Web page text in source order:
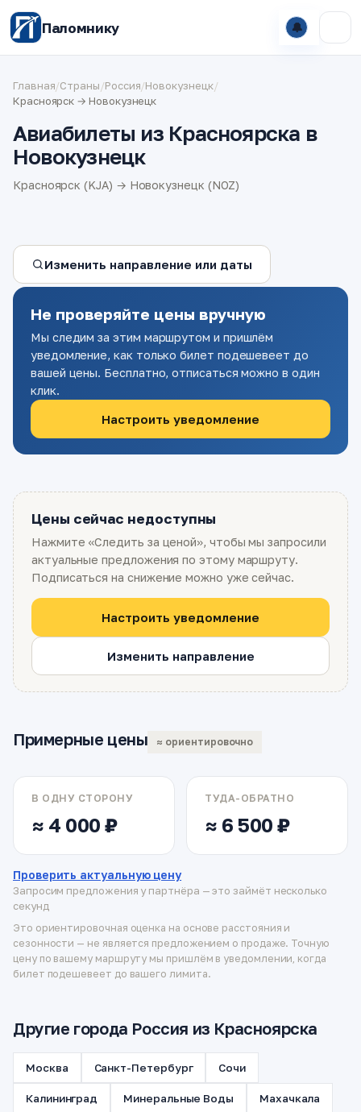
Паломнику 🔔
Главная/Страны/Россия/Новокузнецк/
Красноярск → Новокузнецк
Авиабилеты из Красноярска в
Новокузнецк
Красноярск (KJA) → Новокузнецк (NOZ)
Изменить направление или даты
Не проверяйте цены вручную
Мы следим за этим маршрутом и пришлём
уведомление, как только билет подешевеет до
вашей цены. Бесплатно, отписаться можно в один
клик.
Настроить уведомление
Цены сейчас недоступны
Нажмите «Следить за ценой», чтобы мы запросили
актуальные предложения по этому маршруту.
Подписаться на снижение можно уже сейчас.
Настроить уведомление
Изменить направление
Примерные цены ≈ ориентировочно
В ОДНУ СТОРОНУ
≈ 4 000 ₽
ТУДА-ОБРАТНО
≈ 6 500 ₽
Проверить актуальную цену
Запросим предложения у партнёра — это займёт несколько
секунд
Это ориентировочная оценка на основе расстояния и
сезонности — не является предложением о продаже. Точную
цену по вашему маршруту мы пришлём в уведомлении, когда
билет подешевеет до вашего лимита.
Другие города Россия из Красноярска
Москва Санкт-Петербург Сочи
Калининград Минеральные Воды Махачкала